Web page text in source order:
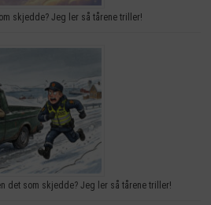
skjedde? Jeg ler så tårene triller!
det som skjedde? Jeg ler så tårene triller!